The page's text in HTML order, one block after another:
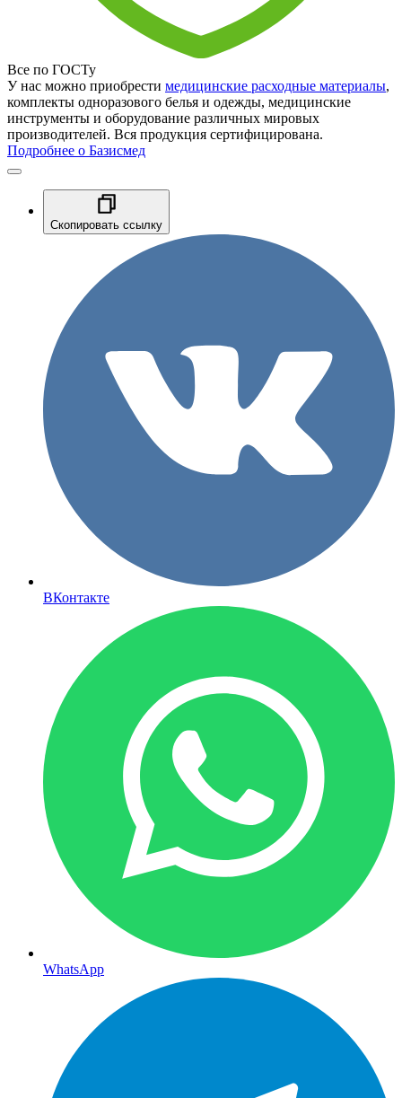
Все по ГОСТу
У нас можно приобрести медицинские расходные материалы,
комплекты одноразового белья и одежды, медицинские
инструменты и оборудование различных мировых
производителей. Вся продукция сертифицирована.
Подробнее о Базисмед
Скопировать ссылку
ВКонтакте
WhatsApp